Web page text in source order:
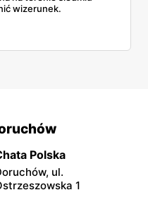
wizerunek.
Polska
ul.
1